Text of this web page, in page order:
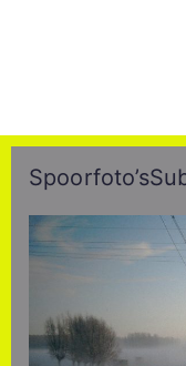
Spoorfoto’s